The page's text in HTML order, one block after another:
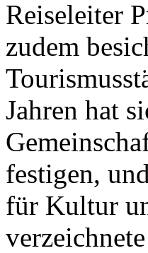
Reiseleiter
zudem
Jahren hat
festigen,
für Kultur